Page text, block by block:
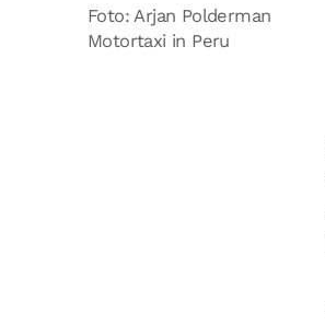
Foto: Arjan Polderman
Motortaxi in Peru